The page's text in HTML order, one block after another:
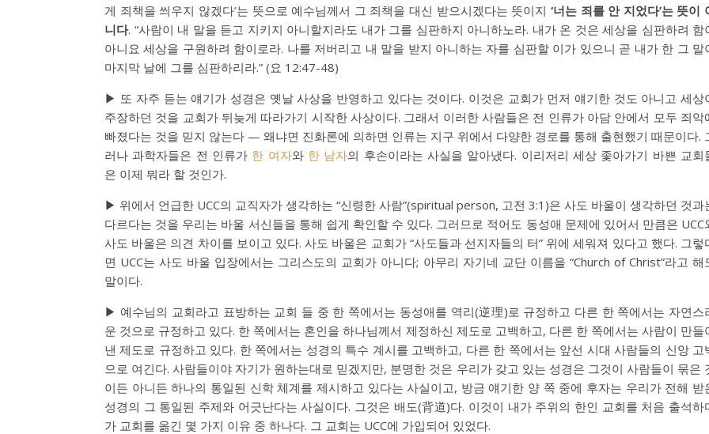
게 죄책을 씌우지 않겠다’는 뜻으로 예수님께서 그 죄책을 대신 받으시겠다는 뜻이지 ‘너는 죄를 안 지었다’는 뜻이
니다. “사람이 내 말을 듣고 지키지 아니할지라도 내가 그를 심판하지 아니하노라. 내가 온 것은 세상을 심판하려 함
아니요 세상을 구원하려 함이로라. 나를 저버리고 내 말을 받지 아니하는 자를 심판할 이가 있으니 곧 내가 한 그 말
마지막 날에 그를 심판하리라.” (요 12:47-48)
▶ 또 자주 듣는 얘기가 성경은 옛날 사상을 반영하고 있다는 것이다. 이것은 교회가 먼저 얘기한 것도 아니고 세상
주장하던 것을 교회가 뒤늦게 따라가기 시작한 사상이다. 그래서 이러한 사람들은 전 인류가 아담 안에서 모두 죄악
빠졌다는 것을 믿지 않는다 — 왜냐면 진화론에 의하면 인류는 지구 위에서 다양한 경로를 통해 출현했기 때문이다.
러나 과학자들은 전 인류가 한 여자와 한 남자의 후손이라는 사실을 알아냈다. 이리저리 세상 좇아가기 바쁜 교회
은 이제 뭐라 할 것인가.
▶ 위에서 언급한 UCC의 교직자가 생각하는 “신령한 사람”(spiritual person, 고전 3:1)은 사도 바울이 생각하던 것과
다르다는 것을 우리는 바울 서신들을 통해 쉽게 확인할 수 있다. 그러므로 적어도 동성애 문제에 있어서 만큼은 UCC
사도 바울은 의견 차이를 보이고 있다. 사도 바울은 교회가 “사도들과 선지자들의 터” 위에 세워져 있다고 했다. 그렇
면 UCC는 사도 바울 입장에서는 그리스도의 교회가 아니다; 아무리 자기네 교단 이름을 “Church of Christ”라고 해
말이다.
▶ 예수님의 교회라고 표방하는 교회 들 중 한 쪽에서는 동성애를 역리(逆理)로 규정하고 다른 한 쪽에서는 자연스
운 것으로 규정하고 있다. 한 쪽에서는 혼인을 하나님께서 제정하신 제도로 고백하고, 다른 한 쪽에서는 사람이 만들
낸 제도로 규정하고 있다. 한 쪽에서는 성경의 특수 계시를 고백하고, 다른 한 쪽에서는 앞선 시대 사람들의 신앙 고
으로 여긴다. 사람들이야 자기가 원하는대로 믿겠지만, 분명한 것은 우리가 갖고 있는 성경은 그것이 사람들이 묶은
이든 아니든 하나의 통일된 신학 체계를 제시하고 있다는 사실이고, 방금 얘기한 양 쪽 중에 후자는 우리가 전해 받
성경의 그 통일된 주제와 어긋난다는 사실이다. 그것은 배도(背道)다. 이것이 내가 주위의 한인 교회를 처음 출석하
가 교회를 옮긴 몇 가지 이유 중 하나다. 그 교회는 UCC에 가입되어 있었다.